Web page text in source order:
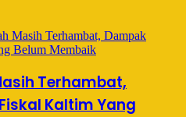
Terhambat,
Kaltim Yang